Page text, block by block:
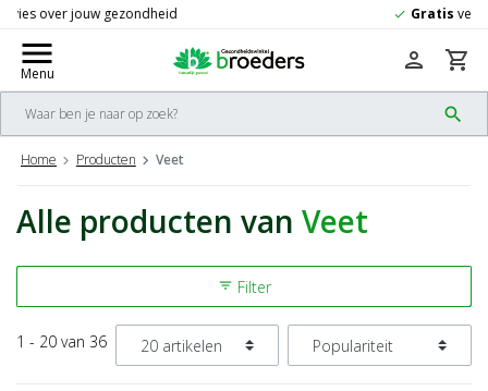
check Gratis
menu
Menu
search
person shopping_cart
Home Producten Veet
Alle producten van Veet
filter_list Filter
1 - 20 van 36